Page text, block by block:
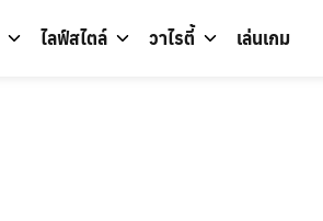
ไลฟ์สไตล์ วาไรตี้ เล่นเกม